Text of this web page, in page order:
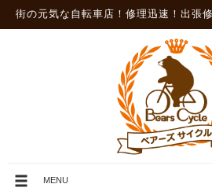
街の元気な自転車店！修理迅速！出張
メ
MENU